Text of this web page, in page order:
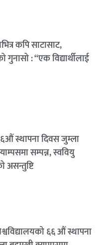
कपि साटासाट,
गुनासो : “एक विद्यार्थीलाई
स्थापना दिवस जुम्ला
सम्पन्न, स्ववियु
असन्तुष्टि
६६ औं स्थापना